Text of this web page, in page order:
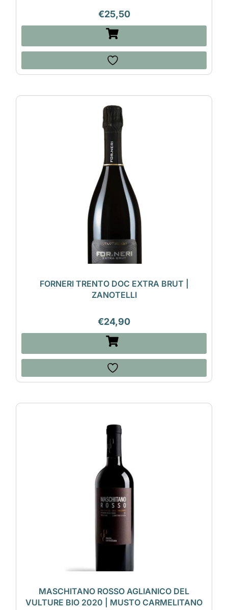
€25,50
FORNERI TRENTO DOC EXTRA BRUT |
ZANOTELLI
€24,90
MASCHITANO ROSSO AGLIANICO DEL
VULTURE BIO 2020 | MUSTO CARMELITANO